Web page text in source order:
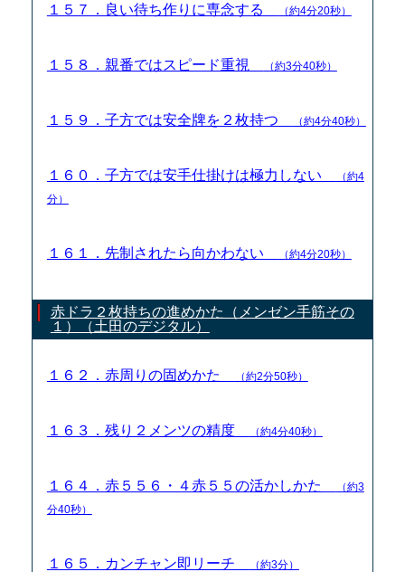
１５７．良い待ち作りに専念する （約4分20秒）
１５８．親番ではスピード重視 （約3分40秒）
１５９．子方では安全牌を２枚持つ （約4分40秒）
１６０．子方では安手仕掛けは極力しない
（約4
分）
１６１．先制されたら向かわない （約4分20秒）
赤ドラ２枚持ちの進めかた（メンゼン手筋その
１）（土田のデジタル）
１６２．赤周りの固めかた （約2分50秒）
１６３．残り２メンツの精度 （約4分40秒）
１６４．赤５５６・４赤５５の活かしかた
（約3
分40秒）
１６５．カンチャン即リーチ （約3分）